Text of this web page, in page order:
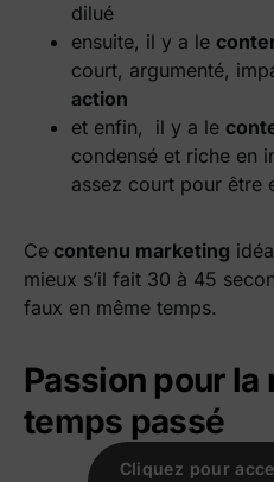
dilué
ensuite, il y a le
court, argumenté,
action
et enfin, il y a le
condensé et riche en
assez court pour être
Ce contenu marketing
mieux s’il fait 30 à 45
faux en même temps.
Passion pour la
temps passé
Cliquez pour
Cliquez pour